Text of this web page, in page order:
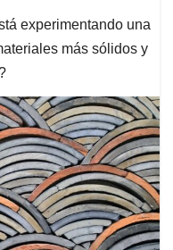
experimentando una
más sólidos y